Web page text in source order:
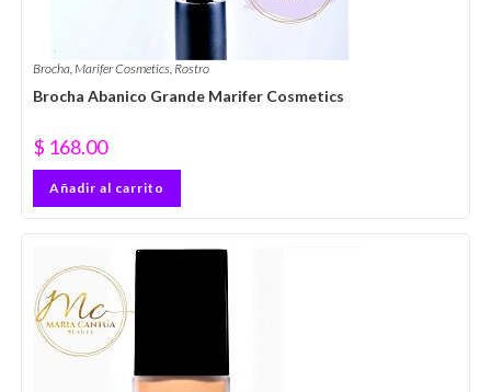
Brocha,Marifer Cosmetics, Rostro
Brocha Abanico Grande Marifer Cosmetics
$ 168.00
Añadir al carrito